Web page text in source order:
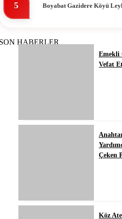
5 Boyabat Gazidere Köyü
HABERLER
Emekli
Vefat
Çeken
Köz